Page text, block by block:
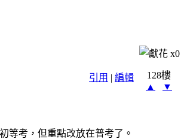
x0
引用 | 編輯
128樓
▲
▼
等考，但重點改放在普考了。